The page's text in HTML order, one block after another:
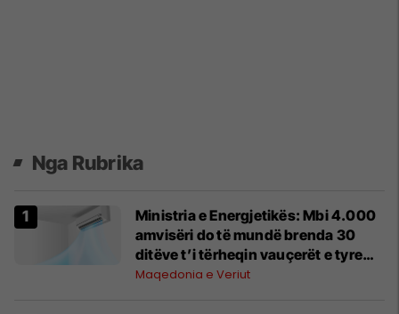
Nga Rubrika
Ministria e Energjetikës: Mbi 4.000
amvisëri do të mundë brenda 30
ditëve t’i tërheqin vauçerët e tyre
për instalimin e klimave inverter
Maqedonia e Veriut